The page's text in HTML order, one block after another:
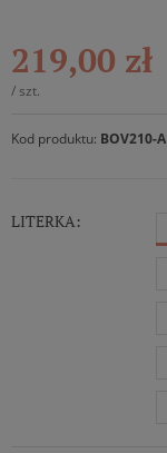
219,00 zł
/ szt.
Kod produktu: BOV210-A
LITERKA: